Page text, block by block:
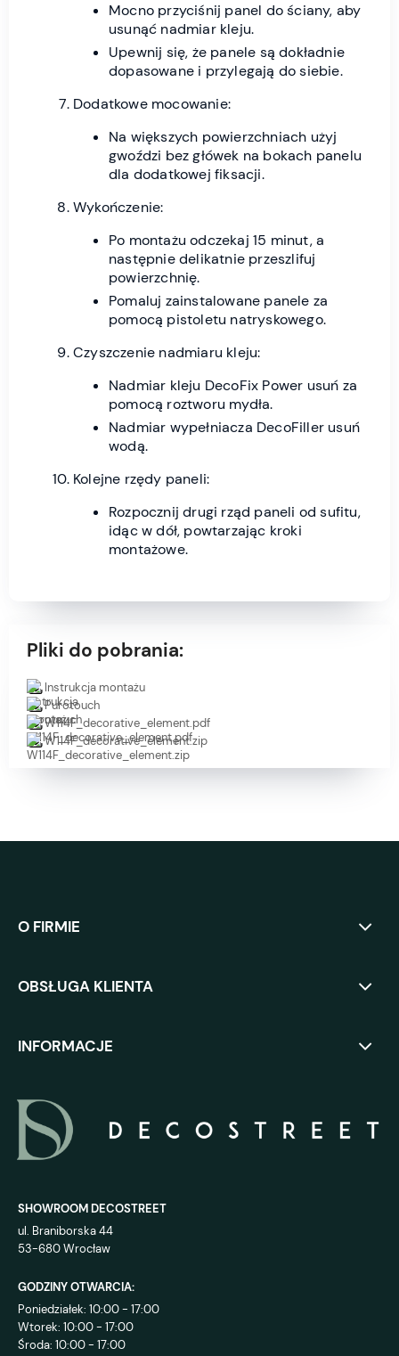
Mocno przyciśnij panel do ściany, aby
usunąć nadmiar kleju.
Upewnij się, że panele są dokładnie
dopasowane i przylegają do siebie.
Dodatkowe mocowanie:
Na większych powierzchniach użyj
gwoździ bez główek na bokach panelu
dla dodatkowej fiksacji.
Wykończenie:
Po montażu odczekaj 15 minut, a
następnie delikatnie przeszlifuj
powierzchnię.
Pomaluj zainstalowane panele za
pomocą pistoletu natryskowego.
Czyszczenie nadmiaru kleju:
Nadmiar kleju DecoFix Power usuń za
pomocą roztworu mydła.
Nadmiar wypełniacza DecoFiller usuń
wodą.
Kolejne rzędy paneli:
Rozpocznij drugi rząd paneli od sufitu,
idąc w dół, powtarzając kroki
montażowe.
Pliki do pobrania:
Instrukcja montażu
Purotouch
W114F_decorative_element.pdf
W114F_decorative_element.zip
O FIRMIE
OBSŁUGA KLIENTA
INFORMACJE
SHOWROOM DECOSTREET
ul. Braniborska 44
53-680 Wrocław
GODZINY OTWARCIA:
Poniedziałek: 10:00 - 17:00
Wtorek: 10:00 - 17:00
Środa: 10:00 - 17:00